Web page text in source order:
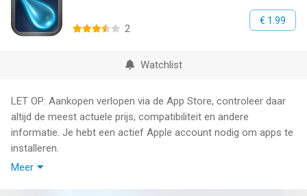
€ 1.99
2
Watchlist
LET OP: Aankopen verlopen via de App Store, controleer daar
altijd de meest actuele prijs, compatibiliteit en andere
informatie. Je hebt een actief Apple account nodig om apps te
installeren.
Meer